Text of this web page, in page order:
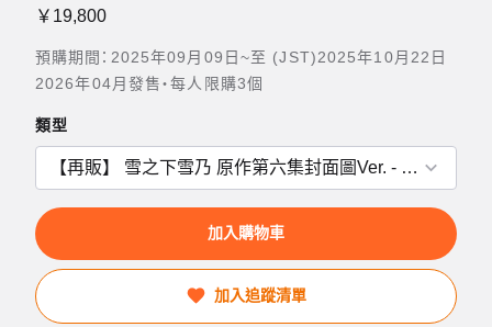
￥19,800
預購期間：2025年09月09日~至 (JST)2025年10月22日
2026年04月發售・每人限購3個
類型
加入購物車
加入追蹤清單